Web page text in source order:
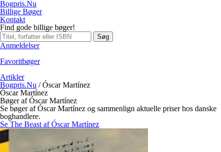
Bogpris.Nu
Billige Bøger
Kontakt
Find gode billige bøger!
Søg
Anmeldelser
Favoritbøger
Artikler
Bogpris.Nu /Óscar Martínez
Óscar Martínez
Bøger af Óscar Martínez
Se bøger af Óscar Martínez og sammenlign aktuelle priser hos danske
boghandlere.
Se The Beast af Óscar Martínez